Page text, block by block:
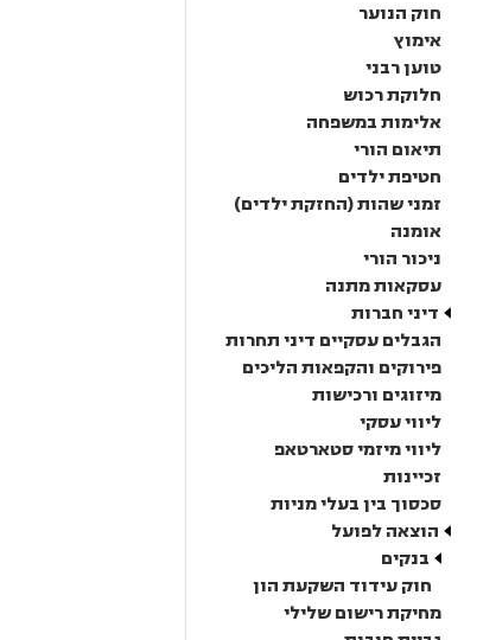
חוק הנוער
אימוץ
טוען רבני
חלוקת רכוש
אלימות במשפחה
תיאום הורי
חטיפת ילדים
זמני שהות (החזקת ילדים)
אומנה
ניכור הורי
עסקאות מתנה
דיני חברות
הגבלים עסקיים דיני תחרות
פירוקים והקפאות הליכים
מיזוגים ורכישות
ליווי עסקי
ליווי מיזמי סטארטאפ
זכיינות
סכסוך בין בעלי מניות
הוצאה לפועל
בנקים
חוק עידוד השקעת הון
מחיקת רישום שלילי